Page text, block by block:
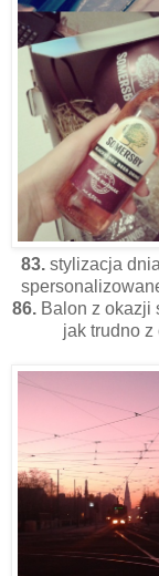
83.stylizacja
86. Balon z okazji
jak trudno z